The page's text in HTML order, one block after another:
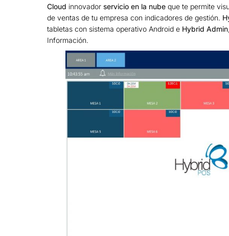
Cloud innovador servicio en la nubeque te permite
de ventas de tu empresa con indicadores de gestión.
tabletas con sistema operativo Android e Hybrid Admin
Información.